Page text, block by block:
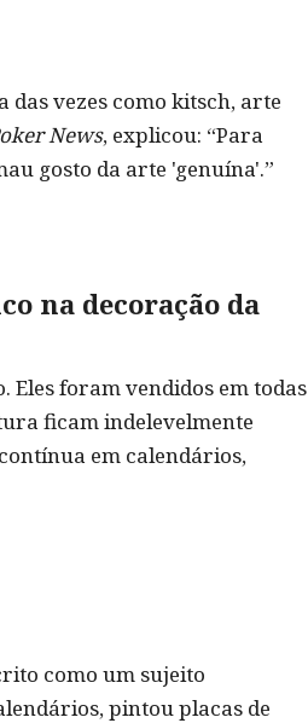
vezes como kitsch, arte
News, explicou: “Para
gosto da arte 'genuína'.”
na decoração da
Eles foram vendidos em todas
ficam indelevelmente
em calendários,
como um sujeito
pintou placas de